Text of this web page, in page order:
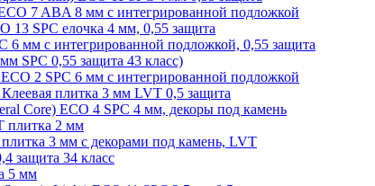
7 ABA 8 мм с интегрированной подложкой
13 SPC елочка 4 мм, 0,55 защита
мм с интегрированной подложкой, 0,55 защита
SPC 0,55 защита 43 класс)
2 SPC 6 мм с интегрированной подложкой
плитка 3 мм LVT 0,5 защита
Core) ECO 4 SPC 4 мм, декоры под камень
плитка 2 мм
3 мм с декорами под камень, LVT
защита 34 класс
5 мм